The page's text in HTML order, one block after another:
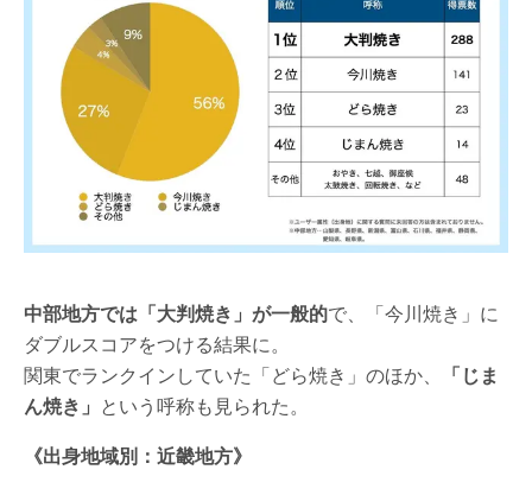
中部地方では「大判焼き」が一般的で、「今川焼き」に
ダブルスコアをつける結果に。
関東でランクインしていた「どら焼き」のほか、
「じま
ん焼き」 という呼称も見られた。
《出身地域別：近畿地方》